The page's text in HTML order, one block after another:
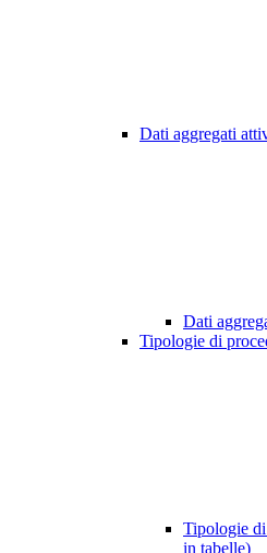
Dati aggregati
Dati
Tipologie di
Tipologie
in tabelle)